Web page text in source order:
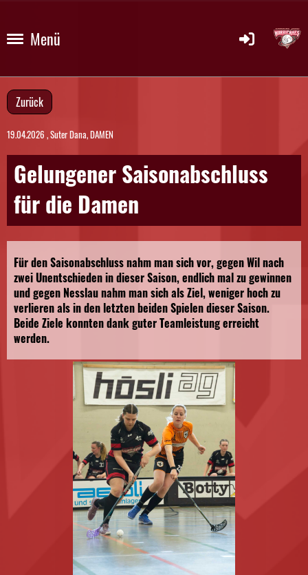
Menü
Zurück
19.04.2026 , Suter Dana, DAMEN
Gelungener Saisonabschluss
für die Damen
Für den Saisonabschluss nahm man sich vor, gegen Wil nach
zwei Unentschieden in dieser Saison, endlich mal zu gewinnen
und gegen Nesslau nahm man sich als Ziel, weniger hoch zu
verlieren als in den letzten beiden Spielen dieser Saison.
Beide Ziele konnten dank guter Teamleistung erreicht
werden.